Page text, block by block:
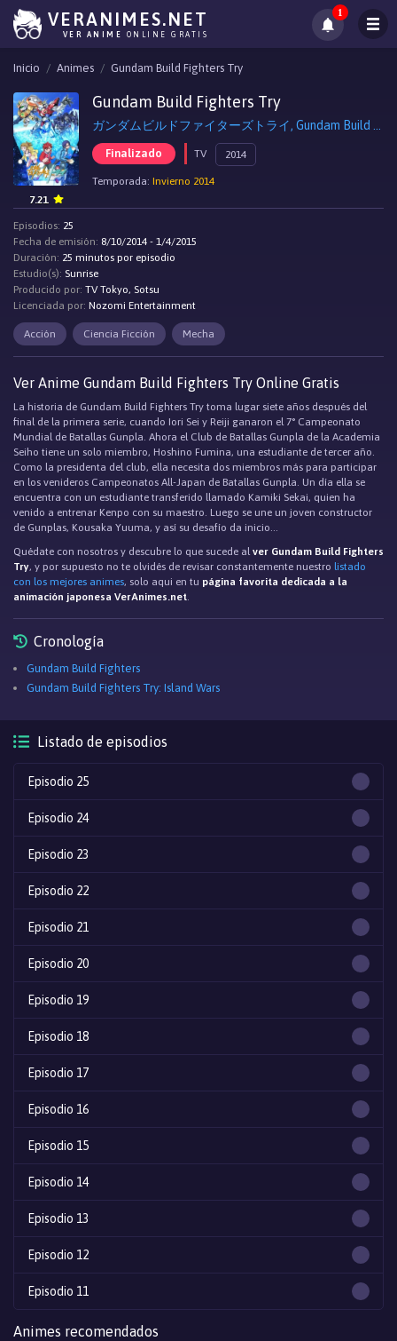
VERANIMES.NET
VER ANIME ONLINE GRATIS
1
Inicio Animes Gundam Build Fighters Try
Gundam Build Fighters Try
Finalizado TV 2014
Temporada: Invierno 2014
7.21
Episodios: 25
Fecha de emisión: 8/10/2014 - 1/4/2015
Duración: 25 minutos por episodio
Estudio(s): Sunrise
Producido por: TV Tokyo, Sotsu
Licenciada por: Nozomi Entertainment
Acción Ciencia Ficción Mecha
Ver Anime Gundam Build Fighters Try Online Gratis
La historia de Gundam Build Fighters Try toma lugar siete años después del
final de la primera serie, cuando Iori Sei y Reiji ganaron el 7° Campeonato
Mundial de Batallas Gunpla. Ahora el Club de Batallas Gunpla de la Academia
Seiho tiene un solo miembro, Hoshino Fumina, una estudiante de tercer año.
Como la presidenta del club, ella necesita dos miembros más para participar
en los venideros Campeonatos All-Japan de Batallas Gunpla. Un día ella se
encuentra con un estudiante transferido llamado Kamiki Sekai, quien ha
venido a entrenar Kenpo con su maestro. Luego se une un joven constructor
de Gunplas, Kousaka Yuuma, y así su desafío da inicio…
Quédate con nosotros y descubre lo que sucede alver Gundam Build Fighters
Try, y por supuesto no te olvidés de revisar constantemente nuestro listado
con los mejores animes, solo aqui en tu página favorita dedicada a la
animación japonesa VerAnimes.net.
Cronología
Gundam Build Fighters
Gundam Build Fighters Try: Island Wars
Listado de episodios
Episodio 25
Episodio 24
Episodio 23
Episodio 22
Episodio 21
Episodio 20
Episodio 19
Episodio 18
Episodio 17
Episodio 16
Episodio 15
Episodio 14
Episodio 13
Episodio 12
Episodio 11
Episodio 10
Animes recomendados